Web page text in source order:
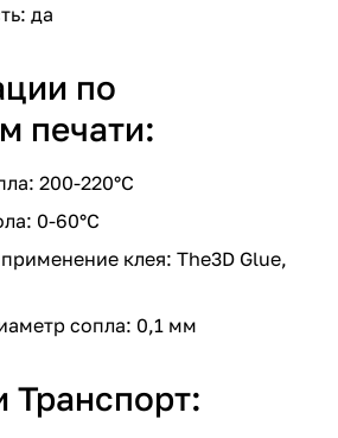
да
по
печати:
200-220°C
0-60°C
клея: The3D Glue,
сопла: 0,1 мм
Транспорт: